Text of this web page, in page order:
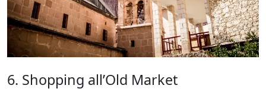
6. Shopping all’Old Market